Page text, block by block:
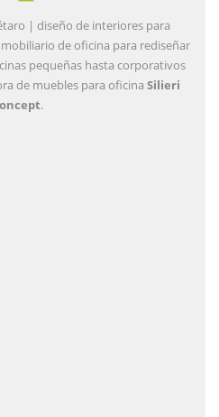
| diseño de interiores para
de oficina para rediseñar
pequeñas hasta corporativos
de muebles para oficina Silieri
.